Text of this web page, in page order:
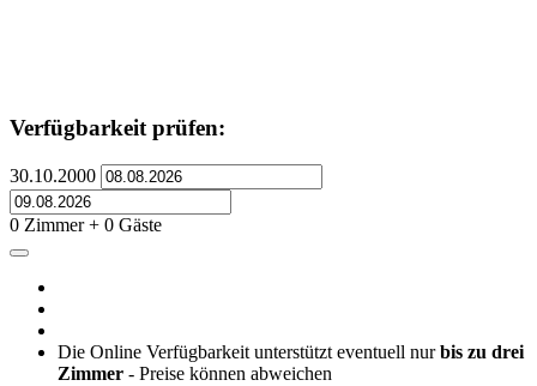
Verfügbarkeit prüfen:
30.10.2000
0 Zimmer + 0 Gäste
Die Online Verfügbarkeit unterstützt eventuell nurbis zu drei
Zimmer - Preise können abweichen